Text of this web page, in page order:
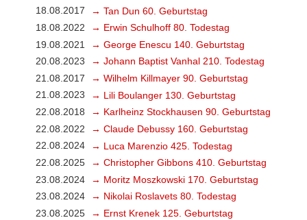
18.08.2017
→ Tan Dun 60. Geburtstag
18.08.2022
→ Erwin Schulhoff 80. Todestag
19.08.2021
→ George Enescu 140. Geburtstag
20.08.2023
→ Johann Baptist Vanhal 210. Todestag
21.08.2017
→ Wilhelm Killmayer 90. Geburtstag
21.08.2023
→ Lili Boulanger 130. Geburtstag
22.08.2018
→ Karlheinz Stockhausen 90. Geburtstag
22.08.2022
→ Claude Debussy 160. Geburtstag
22.08.2024
→ Luca Marenzio 425. Todestag
22.08.2025
→ Christopher Gibbons 410. Geburtstag
23.08.2024
→ Moritz Moszkowski 170. Geburtstag
23.08.2024
→ Nikolai Roslavets 80. Todestag
23.08.2025
→ Ernst Krenek 125. Geburtstag